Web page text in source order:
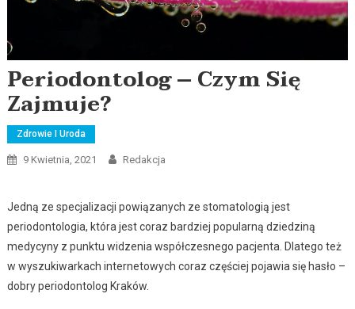
Periodontolog – Czym Się
Zajmuje?
Zdrowie I Uroda
9 Kwietnia, 2021 Redakcja
Jedną ze specjalizacji powiązanych ze stomatologią jest
periodontologia, która jest coraz bardziej popularną dziedziną
medycyny z punktu widzenia współczesnego pacjenta. Dlatego też
w wyszukiwarkach internetowych coraz częściej pojawia się hasło –
dobry periodontolog Kraków.